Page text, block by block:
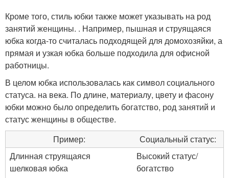
Кроме того, стиль юбки также может указывать на род
занятий женщины. . Например, пышная и струящаяся
юбка когда-то считалась подходящей для домохозяйки, а
прямая и узкая юбка больше подходила для офисной
работницы.
В целом юбка использовалась как символ социального
статуса. на века. По длине, материалу, цвету и фасону
юбки можно было определить богатство, род занятий и
статус женщины в обществе.
Пример:
Социальный статус:
Длинная струящаяся
шелковая юбка
Высокий статус/
богатство